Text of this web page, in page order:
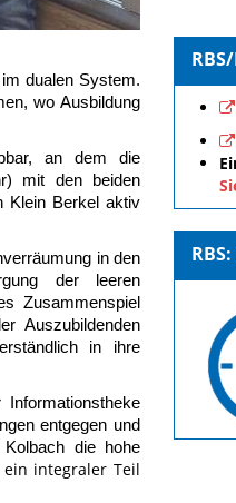
dualen System.
wo Ausbildung
an dem die
mit den beiden
Klein Berkel aktiv
in den
der leeren
Zusammenspiel
Auszubildenden
in ihre
entgegen und
die hohe
integraler Teil